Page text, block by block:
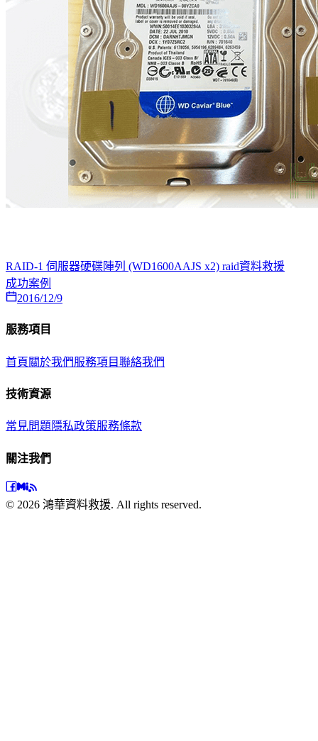
RAID-1 伺服器硬碟陣列 (WD1600AAJS x2) raid資料救援
成功案例
2016/12/9
服務項目
首頁 關於我們服務項目聯絡我們
技術資源
常見問題隱私政策服務條款
關注我們
© 2026 鴻華資料救援. All rights reserved.